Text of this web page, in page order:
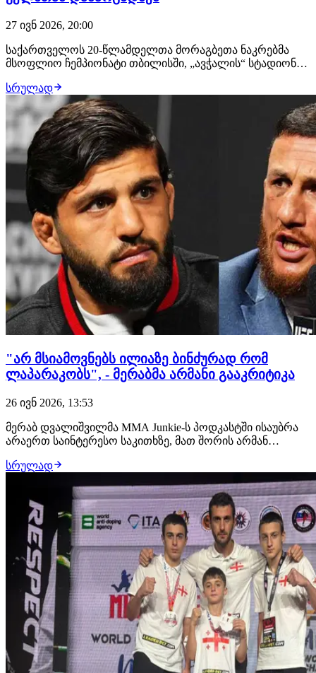
27 ივნ 2026, 20:00
საქართველოს 20-წლამდელთა მორაგბეთა ნაკრებმა
მსოფლიო ჩემპიონატი თბილისში, „ავჭალის“ სტადიონზე
სანახაობრივ მატჩში ქართველები მინიმალური
ანგარიშით, 24:25 დამარცხდნენ. შეხვედრის სტარტი უკეთ
სტუმრებს გამოუვიდათ, რომლებმაც პირველ 16 წუთში…
სრულად
"არ მსიამოვნებს ილიაზე ბინძურად რომ
ლაპარაკობს", - მერაბმა არმანი გააკრიტიკა
26 ივნ 2026, 13:53
მერაბ დვალიშვილმა MMA Junkie-ს პოდკასტში ისაუბრა
არაერთ საინტერესო საკითხზე, მათ შორის არმან
მიმართ. სომეხი მსუბუქწონოსანი პერიოდულად
ცდილობს ექს-ჩემპიონის პროვოცირებას,
განსაკუთრებით მას შემდეგ, რაც მან ჯასტინ გეიჯისთან
წააგო. "ცარუკიანი…
სრულად